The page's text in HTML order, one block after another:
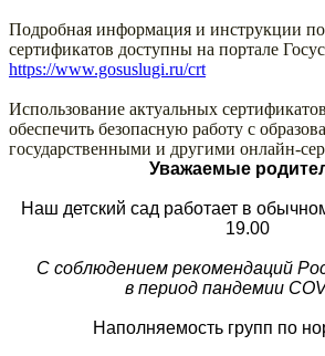
Подробная информация и инструкции по
сертификатов доступны на портале
https://www.gosuslugi.ru/crt
Использование актуальных
обеспечить безопасную работу с
государственными и другими онлайн-
Уважаемые
Наш детский сад работает в
19.00
С соблюдением рекомендаций
в период пандемии
Наполняемость групп по